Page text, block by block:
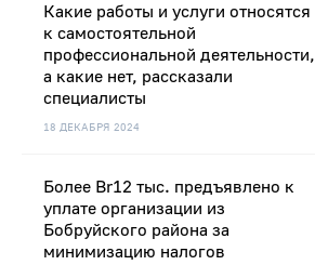
18 ДЕКАБРЯ 2024
Какие работы и услуги относятся
к самостоятельной
профессиональной деятельности,
а какие нет, рассказали
специалисты
Более Br12 тыс. предъявлено к
уплате организации из
Бобруйского района за
минимизацию налогов